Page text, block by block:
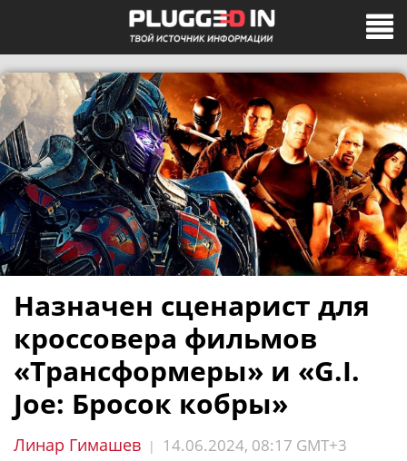
Назначен сценарист для
кроссовера фильмов
«Трансформеры» и «G.I.
Joe: Бросок кобры»
Линар Гимашев | 14.06.2024, 08:17 GMT+3